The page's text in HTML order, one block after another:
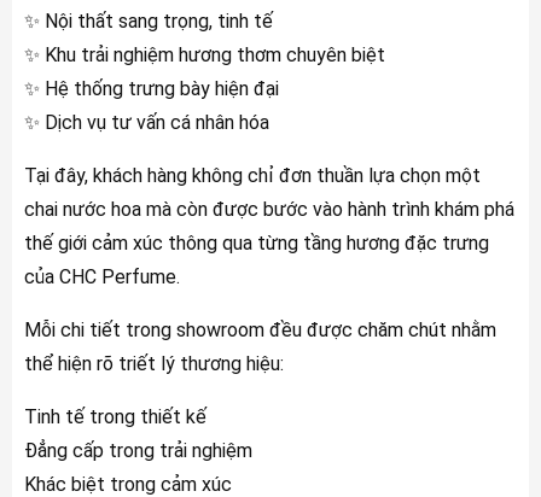
✨ Nội thất sang trọng, tinh tế
✨ Khu trải nghiệm hương thơm chuyên biệt
✨ Hệ thống trưng bày hiện đại
✨ Dịch vụ tư vấn cá nhân hóa
Tại đây, khách hàng không chỉ đơn thuần lựa chọn một
chai nước hoa mà còn được bước vào hành trình khám phá
thế giới cảm xúc thông qua từng tầng hương đặc trưng
của CHC Perfume.
Mỗi chi tiết trong showroom đều được chăm chút nhằm
thể hiện rõ triết lý thương hiệu:
Tinh tế trong thiết kế
Đẳng cấp trong trải nghiệm
Khác biệt trong cảm xúc